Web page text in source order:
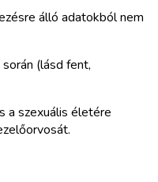
álló adatokból nem
(lásd fent,
a szexuális életére